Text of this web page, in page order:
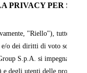
PRIVACY PER SITI
"Riello"), tutte
o dei diritti di voto sono
S.p.A. si impegnano a
degli utenti delle proprie